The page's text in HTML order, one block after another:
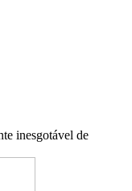
inesgotável de